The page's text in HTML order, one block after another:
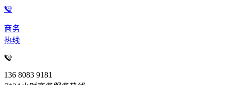
商务
热线
136 8083 9181